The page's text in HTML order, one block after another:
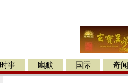
时事 幽默 国际 奇闻